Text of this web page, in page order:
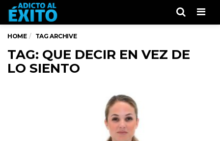
HOME TAG ARCHIVE
TAG: QUE DECIR EN VEZ DE
LO SIENTO